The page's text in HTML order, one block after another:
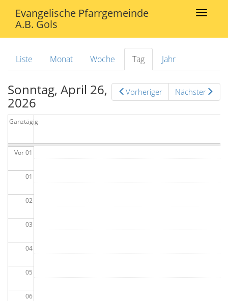
Evangelische Pfarrgemeinde
A.B. Gols
Toggle
Haupt-Reiter
Liste Monat Woche Tag (aktiver
Reiter)
Jahr
Vorheriger Nächster
Sonntag, April 26,
2026
Ganztägig
Vor 01
01
02
03
04
05
06